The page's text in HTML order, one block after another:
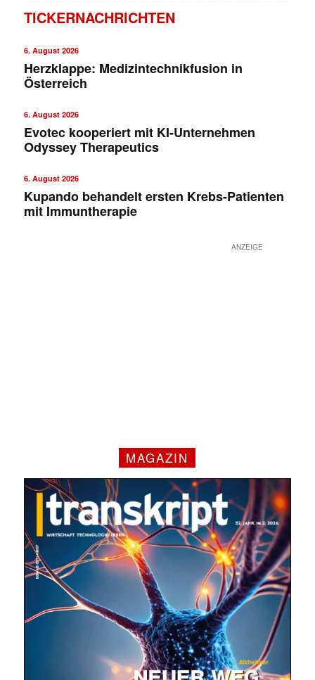
TICKERNACHRICHTEN
6. August 2026
Herzklappe: Medizintechnikfusion in
Österreich
6. August 2026
Evotec kooperiert mit KI-Unternehmen
Odyssey Therapeutics
6. August 2026
Kupando behandelt ersten Krebs-Patienten
mit Immuntherapie
ANZEIGE
MAGAZIN